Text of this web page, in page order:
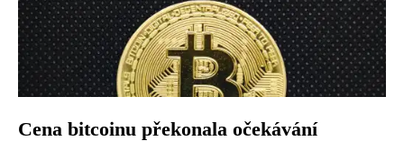
Cena bitcoinu překonala očekávání